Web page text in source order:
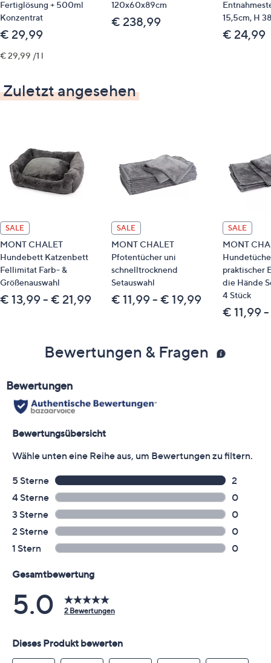
Fertiglösung + 500ml
Konzentrat
€ 29,99
€ 29,99 /1 l
120x60x89cm
€ 238,99
15,5cm, H
€ 24,99
Zuletzt angesehen
SALE
MONT CHALET
Hundebett Katzenbett
Fellimitat Farb- &
Größenauswahl
€ 13,99 - € 21,99
SALE
MONT CHALET
Pfotentücher uni
schnelltrocknend
Setauswahl
€ 11,99 - € 19,99
SALE
MONT
praktischer
die Hände
4 Stück
€ 11,99
Bewertungen & Fragen